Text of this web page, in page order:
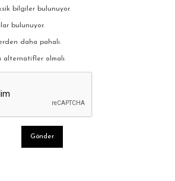
bilgiler bulunuyor.
bulunuyor.
daha pahalı.
alternatifler olmalı.
Gönder